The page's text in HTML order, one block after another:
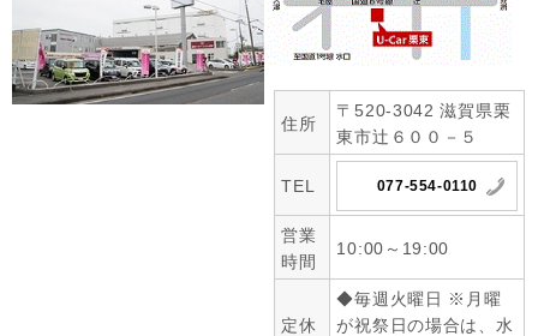
住所
〒520-3042 滋賀県栗
東市辻６００－５
TEL 077-554-0110
営業
時間
10:00～19:00
定休
◆毎週火曜日 ※月曜
が祝祭日の場合は、水